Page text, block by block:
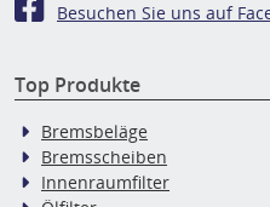
Besuchen Sie uns auf
Top Produkte
Bremsbeläge
Bremsscheiben
Innenraumfilter